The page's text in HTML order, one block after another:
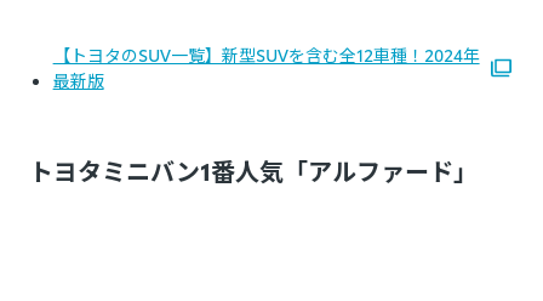
【トヨタのSUV一覧】新型SUVを含む全12車種！2024年
最新版
トヨタミニバン1番人気「アルファード」